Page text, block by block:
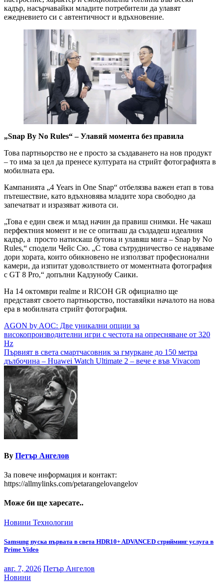
кадър, насърчавайки младите потребители да улавят
ежедневието си с автентичност и вдъхновение.
„Snap By No Rules“ – Улавяй момента без правила
Това партньорство не е просто за създаването на нов продукт
– то има за цел да пренесе културата на стрийт фотографията в
мобилната ера.
Кампанията „4 Years in One Snap“ отбелязва важен етап в това
пътешествие, като вдъхновява младите хора свободно да
запечатват и изразяват живота си.
„Това е един свеж и млад начин да правиш снимки. Не чакаш
перфектния момент и не се опитваш да създадеш идеалния
кадър, а просто натискаш бутона и улавяш мига – Snap by No
Rules,“ сподели Чейс Сю. „С това сътрудничество се надяваме
дори хората, които обикновено не използват професионални
камери, да изпитат удоволствието от моментната фотография
с GT 8 Pro,“ допълни Кадзунобу Саики.
На 14 октомври realme и RICOH GR официално ще
представят своето партньорство, поставяйки началото на нова
ера в мобилната стрийт фотография.
Навигация
AGON by AOC: Две уникални опции за
високопроизводителни игри с честота на опресняване от 320
Hz
Първият в света смартчасовник за гмуркане до 150 метра
дълбочина – Huawei Watch Ultimate 2 – вече е във Vivacom
By Петър Ангелов
За повече информация и контакт:
https://allmylinks.com/petarangelovangelov
Може би ще харесате..
Новини Технологии
Samsung пуска първата в света HDR10+ ADVANCED стрийминг услуга в
Prime Video
авг. 7, 2026 Петър Ангелов
Новини